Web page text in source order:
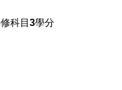
科目 3學分